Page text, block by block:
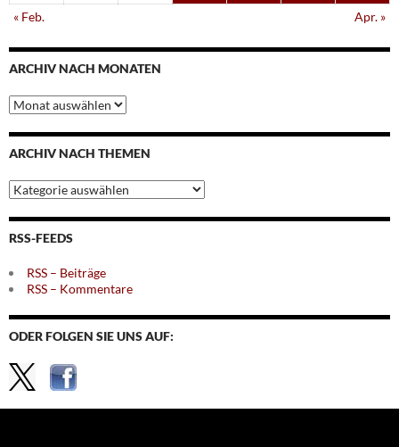
« Feb.
Apr. »
ARCHIV NACH MONATEN
Archiv
nach
Monaten
ARCHIV NACH THEMEN
Archiv
nach
Themen
RSS-FEEDS
RSS – Beiträge
RSS – Kommentare
ODER FOLGEN SIE UNS AUF: